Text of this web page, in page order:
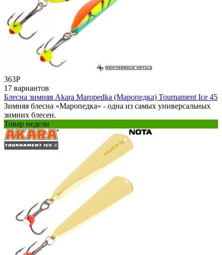
363Р
17 вариантов
Блесна зимняя Akara Maropedka (Маропедка) Tournament Ice 45
Зимняя блесна «Маропедка» - одна из самых универсальных
зимних блесен.
Товар недели